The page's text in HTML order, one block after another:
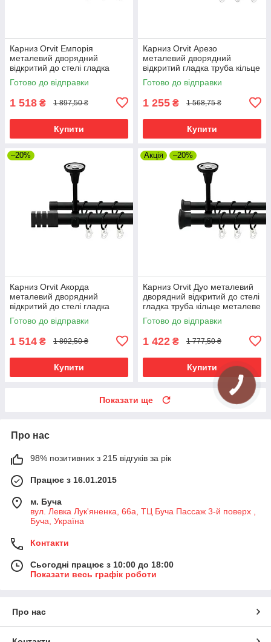
Карниз Orvit Емпорія
металевий дворядний
відкритий до стелі гладка
труба кільце металеве
Чорний Оксамит 25\19 мм
Готово до відправки
1 518 ₴ 1 897,50 ₴
Купити
Карниз Orvit Арезо
металевий дворядний
відкритий гладка труба кільце
металеве Чорний Оксамит
19\19 мм 300 см (00-
Готово до відправки
1 255 ₴ 1 568,75 ₴
Купити
–20%
Карниз Orvit Акорда
металевий дворядний
відкритий до стелі гладка
труба кільце металеве
Чорний Оксамит 25\19 мм
Готово до відправки
1 514 ₴ 1 892,50 ₴
Купити
Акція –20%
Карниз Orvit Дуо металевий
дворядний відкритий до стелі
гладка труба кільце металеве
Чорний Оксамит 25\19 мм
300 см (00-00024611)
Готово до відправки
1 422 ₴ 1 777,50 ₴
Купити
Показати ще
Про нас
98% позитивних з 215 відгуків за рік
Працює з 16.01.2015
м. Буча
вул. Левка Лук'яненка, 66а, ТЦ Буча Пассаж 3-й поверх ,
Буча, Україна
Контакти
Сьогодні працює з 10:00 до 18:00
Показати весь графік роботи
Про нас